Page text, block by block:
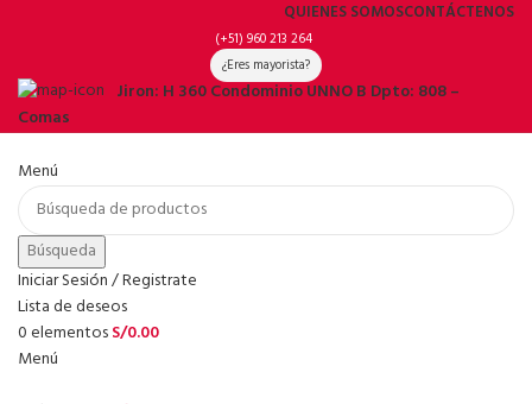
QUIENES SOMOSCONTÁCTENOS
(+51) 960 213 264
¿Eres mayorista?
Jiron: H 360 Condominio UNNO B Dpto: 808 –
Comas
Menú
Búsqueda
Iniciar Sesión / Registrate
Lista de deseos
0elementosS/0.00
Menú